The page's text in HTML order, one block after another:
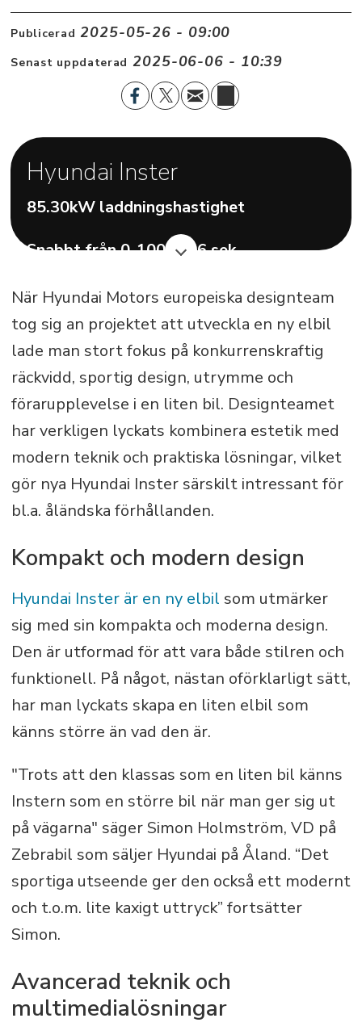
Publicerad 2025-05-26 - 09:00
Senast uppdaterad 2025-06-06 - 10:39
Hyundai Inster
85.30kW laddningshastighet
Snabbt från 0-100: 10,6 sek
Redo för veckans pendling: räckvidd
370km
Liten men stark: 150km/h
Fulladdad på nolltid: Inster laddar från
10 till 80 procent på en halvtimme
Vehicle-to-Load-funktion: Ladda din
prylar smidigt och enkelt
i-Pedal: gasa, bromsa och stanna bilen
med gaspedalen
Blue-Link app håller ägaren uppkopplad
till bilen
Hyundai Digital Key - Öppna bilen med
smartphone / Apple Watch
När Hyundai Motors europeiska designteam
tog sig an projektet att utveckla en ny elbil
lade man stort fokus på konkurrenskraftig
räckvidd, sportig design, utrymme och
förarupplevelse i en liten bil. Designteamet
har verkligen lyckats kombinera estetik med
modern teknik och praktiska lösningar, vilket
gör nya Hyundai Inster särskilt intressant för
bl.a. åländska förhållanden.
Kompakt och modern design
Hyundai Inster är en ny elbil som utmärker
sig med sin kompakta och moderna design.
Den är utformad för att vara både stilren och
funktionell. På något, nästan oförklarligt sätt,
har man lyckats skapa en liten elbil som
känns större än vad den är.
"Trots att den klassas som en liten bil känns
Instern som en större bil när man ger sig ut
på vägarna" säger Simon Holmström, VD på
Zebrabil som säljer Hyundai på Åland. “Det
sportiga utseende ger den också ett modernt
och t.o.m. lite kaxigt uttryck” fortsätter
Simon.
Avancerad teknik och
multimedialösningar